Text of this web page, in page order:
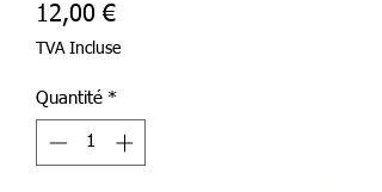
12,00 €Prix
TVA Incluse
Quantité *